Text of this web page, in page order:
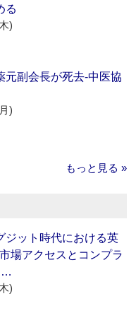
る
)
元副会長が死去‐中医協
)
もっと見る »
ジット時代における英
場アクセスとコンプラ
…
)